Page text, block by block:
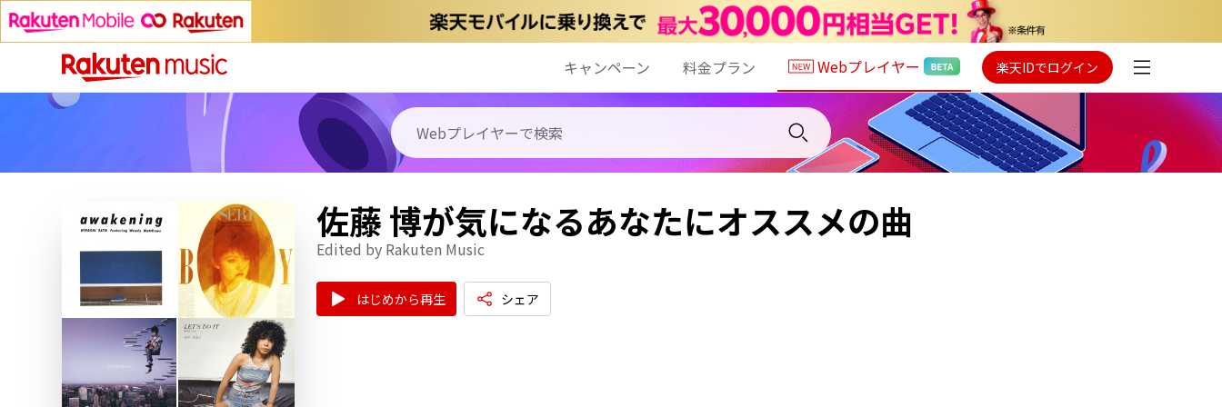
キャンペーン 料金プラン Webプレイヤー 楽天IDでログイン
佐藤 博が気になるあなたにオススメの曲
Edited by Rakuten Music
はじめから再生 シェア